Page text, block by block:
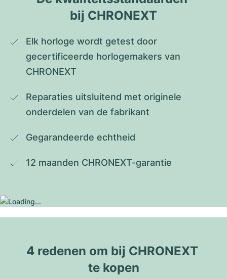
bij CHRONEXT
Elk horloge wordt getest door
gecertificeerde horlogemakers van
CHRONEXT
Reparaties uitsluitend met originele
onderdelen van de fabrikant
Gegarandeerde echtheid
12 maanden CHRONEXT-garantie
4 redenen om bij CHRONEXT
te kopen